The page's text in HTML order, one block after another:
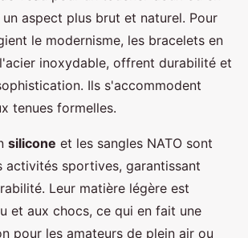
aspect plus brut et naturel. Pour
le modernisme, les bracelets en
inoxydable, offrent durabilité et
Ils s'accommodent
tenues formelles.
silicone et les sangles NATO sont
activités sportives, garantissant
Leur matière légère est
et aux chocs, ce qui en fait une
pour les amateurs de plein air ou